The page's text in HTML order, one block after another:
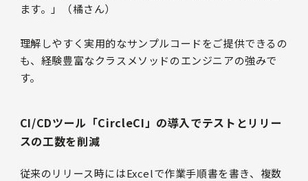
ます。」（橘さん）
理解しやすく実用的なサンプルコードをご提供できるの
も、経験豊富なクラスメソッドのエンジニアの強みで
す。
CI/CDツール「CircleCI」の導入でテストとリリー
スの工数を削減
従来のリリース時にはExcelで作業手順書を書き、複数